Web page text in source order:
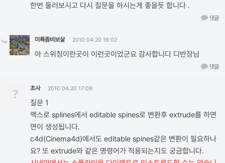
한번 둘러보시고 다시 질문을 하시는게 좋을듯 합니다 .
댓글
미륵좀비보살 2010.04.20 16:02
아 스위칭이란곳이 이런곳이었군요 감사합니다 디반장님
댓글
? 초사 2010.04.20 17:09
질문 1
맥스로 splines에서 editable spines로 변환후 extrude를 하면
면이 생성됩니다.
c4d(Cinema4d)에서도 editable spines같은 변환이 필요하나
요? 또 extrude와 같은 명령어가 적용되는지도 궁금합니다.